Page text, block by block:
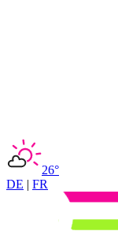
26°
DE | FR